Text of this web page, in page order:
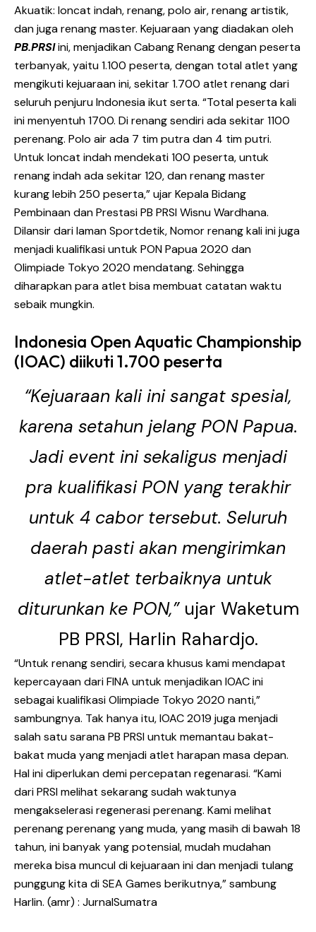
Akuatik: loncat indah, renang, polo air, renang artistik,
dan juga renang master. Kejuaraan yang diadakan oleh
PB.PRSIini, menjadikan Cabang Renang dengan peserta
terbanyak, yaitu 1.100 peserta, dengan total atlet yang
mengikuti kejuaraan ini, sekitar 1.700 atlet renang dari
seluruh penjuru Indonesia ikut serta. “Total peserta kali
ini menyentuh 1700. Di renang sendiri ada sekitar 1100
perenang. Polo air ada 7 tim putra dan 4 tim putri.
Untuk loncat indah mendekati 100 peserta, untuk
renang indah ada sekitar 120, dan renang master
kurang lebih 250 peserta,” ujar Kepala Bidang
Pembinaan dan Prestasi PB PRSI Wisnu Wardhana.
Dilansir dari laman Sportdetik, Nomor renang kali ini juga
menjadi kualifikasi untuk PON Papua 2020 dan
Olimpiade Tokyo 2020 mendatang. Sehingga
diharapkan para atlet bisa membuat catatan waktu
sebaik mungkin.
Indonesia Open Aquatic Championship
(IOAC) diikuti 1.700 peserta
“Kejuaraan kali ini sangat spesial,
karena setahun jelang PON Papua.
Jadi event ini sekaligus menjadi
pra kualifikasi PON yang terakhir
untuk 4 cabor tersebut. Seluruh
daerah pasti akan mengirimkan
atlet-atlet terbaiknya untuk
diturunkan ke PON,”ujar Waketum
PB PRSI, Harlin Rahardjo.
“Untuk renang sendiri, secara khusus kami mendapat
kepercayaan dari FINA untuk menjadikan IOAC ini
sebagai kualifikasi Olimpiade Tokyo 2020 nanti,”
sambungnya. Tak hanya itu, IOAC 2019 juga menjadi
salah satu sarana PB PRSI untuk memantau bakat-
bakat muda yang menjadi atlet harapan masa depan.
Hal ini diperlukan demi percepatan regenarasi. “Kami
dari PRSI melihat sekarang sudah waktunya
mengakselerasi regenerasi perenang. Kami melihat
perenang perenang yang muda, yang masih di bawah 18
tahun, ini banyak yang potensial, mudah mudahan
mereka bisa muncul di kejuaraan ini dan menjadi tulang
punggung kita di SEA Games berikutnya,” sambung
Harlin. (amr) : JurnalSumatra